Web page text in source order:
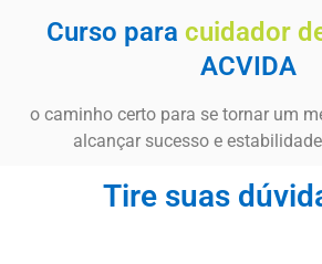
Curso para cuidador
ACVIDA
o caminho certo para se tornar um
alcançar sucesso e
Tire suas